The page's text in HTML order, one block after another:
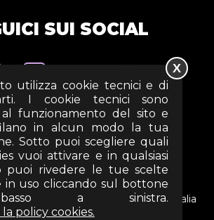
- Via Arezzo n. 18 - 00161- Roma - Italia
SUI SOCIAL
utilizza cookie tecnici e di
I cookie tecnici sono
al funzionamento del sito e
in alcun modo la tua
Sotto puoi scegliere quali
vuoi attivare e in qualsiasi
puoi rivedere le tue scelte
in uso cliccando sul bottone
a sinistra.
policy cookies.
X